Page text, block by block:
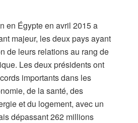
en Égypte en avril 2015 a
majeur, les deux pays ayant
de leurs relations au rang de
Les deux présidents ont
importants dans les
de la santé, des
et du logement, avec un
dépassant 262 millions